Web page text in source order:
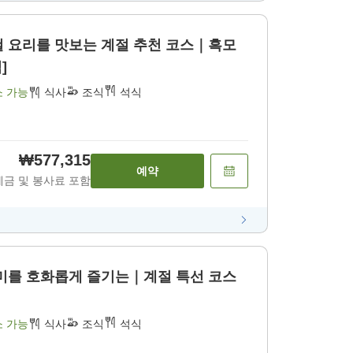
요리를 맛보는 계절 추천 코스｜흑모
가능 식사 조식 석식
₩577,315
금 및 봉사료 포함
예약
를 호화롭게 즐기는｜계절 특선 코스
가능 식사 조식 석식